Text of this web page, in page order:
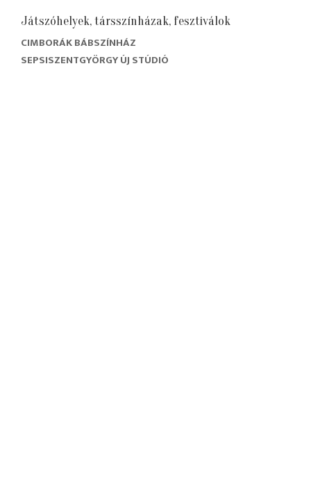
Játszóhelyek, társszínházak, fesztiválok
CIMBORÁK BÁBSZÍNHÁZ
SEPSISZENTGYÖRGY ÚJ STÚDIÓ